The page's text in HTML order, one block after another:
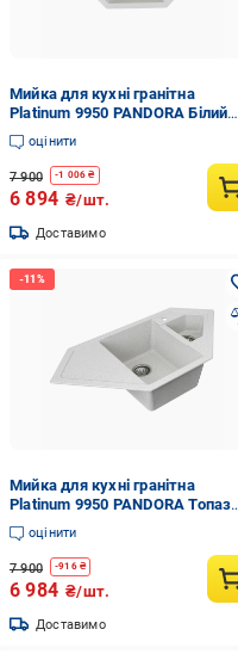
Мийка для кухні гранітна
Platinum 9950 PANDORA Білий
матовий (9950-2)
оцінити
7 900 -1 006 ₴
6 894 ₴/шт.
Доставимо
Мийка для кухні гранітна
Platinum 9950 PANDORA Топаз
матовий (9950-20)
оцінити
7 900 -916₴
6 984 ₴/шт.
Доставимо